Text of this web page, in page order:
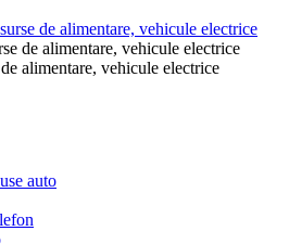
de alimentare, vehicule electrice
de alimentare, vehicule electrice
alimentare, vehicule electrice
auto